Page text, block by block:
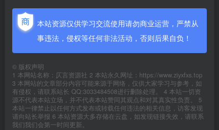
本站资源仅供学习交流使用请勿商业运营，严禁从
事违法，侵权等任何非法活动，否则后果自负！
© 版权声明
1 本网站名称：仄言资源社 2 本站永久网址：https://www.ziyxfxs.top
3 本网站的文章部分内容可能来源于网络，仅供大家学习与参考，如
有侵权，请联系站长 QQ:3033484508进行删除处理。 4 本站一切资
源不代表本站立场，并不代表本站赞同其观点和对其真实性负责。 5
本站一律禁止以任何方式发布或转载任何违法的相关信息，访客发现
请向站长举报 6 本站资源大多存储在云盘，如发现链接失效，请联系
我们我们会第一时间更新。